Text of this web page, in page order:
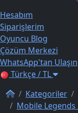
Hesabım
Siparişlerim
Oyuncu Blog
Çözüm Merkezi
WhatsApp'tan Ulaşın
Türkçe / TL
Kategoriler
Mobile Legends